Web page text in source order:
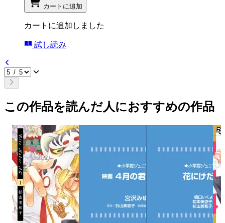
カートに追加
カートに追加しました
試し読み
この作品を読んだ人におすすめの作品